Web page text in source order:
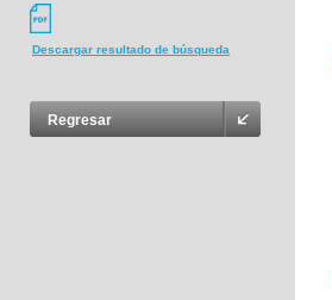
Descargar resultado de búsqueda
Regresar